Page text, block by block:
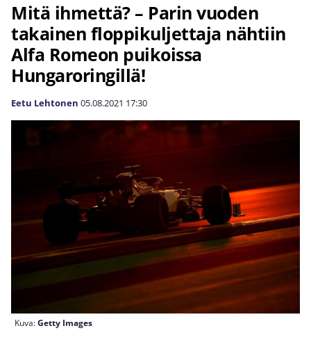
Mitä ihmettä? – Parin vuoden
takainen floppikuljettaja nähtiin
Alfa Romeon puikoissa
Hungaroringillä!
Eetu Lehtonen 05.08.2021 17:30
Kuva:Getty Images